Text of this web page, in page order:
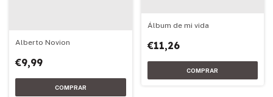
Alberto Novion
€9,99
Álbum de mi vida
€11,26